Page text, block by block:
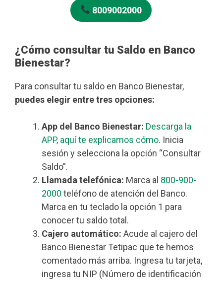
8009002000
¿Cómo consultar tu Saldo en Banco
Bienestar?
Para consultar tu saldo en Banco Bienestar,
puedes elegir entre tres opciones:
App del Banco Bienestar: Descarga la
APP, aquí te explicamos cómo. Inicia
sesión y selecciona la opción “Consultar
Saldo”.
Llamada telefónica: Marca al 800-900-
2000 teléfono de atención del Banco.
Marca en tu teclado la opción 1 para
conocer tu saldo total.
Cajero automático: Acude al cajero del
Banco Bienestar Tetipac que te hemos
comentado más arriba. Ingresa tu tarjeta,
ingresa tu NIP (Número de identificación